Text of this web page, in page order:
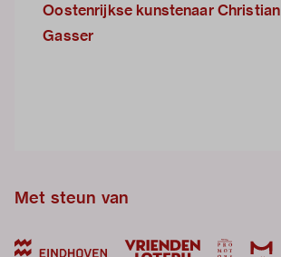
Oostenrijkse kunstenaar Christian
Gasser
Met steun van